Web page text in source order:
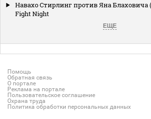
Навахо Стирлинг против Яна Блаховича
Fight Night
ЕЩЕ
Помощь
Обратная связь
О портале
Реклама на портале
Пользовательское соглашение
Охрана труда
Политика обработки персональных данных